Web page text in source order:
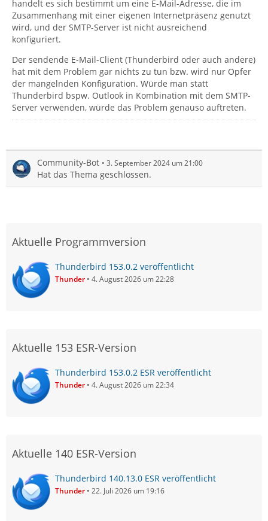
handelt es sich bestimmt um eine E-Mail-Adresse, die im
Zusammenhang mit einer eigenen Internetpräsenz genutzt
wird, und der SMTP-Server ist nicht ausreichend
konfiguriert.
Der sendende E-Mail-Client (Thunderbird oder auch andere)
hat mit dem Problem gar nichts zu tun bzw. wird nur Opfer
der mangelnden Konfiguration. Würde man statt
Thunderbird bspw. Outlook in Kombination mit dem SMTP-
Server verwenden, würde das Problem genauso auftreten.
Community-Bot 3. September 2024 um 21:00
Hat das Thema geschlossen.
Aktuelle Programmversion
Thunderbird 153.0.2 veröffentlicht
Thunder 4. August 2026 um 22:28
Aktuelle 153 ESR-Version
Thunderbird 153.0.2 ESR veröffentlicht
Thunder 4. August 2026 um 22:34
Aktuelle 140 ESR-Version
Thunderbird 140.13.0 ESR veröffentlicht
Thunder 22. Juli 2026 um 19:16